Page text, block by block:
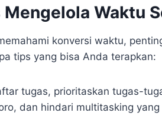
Mengelola Waktu
konversi waktu,
tips yang bisa Anda terapkan:
tugas, prioritaskan tugas-
dan hindari multitasking